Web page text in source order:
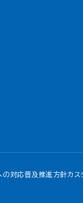
の対応普及推進方針カス